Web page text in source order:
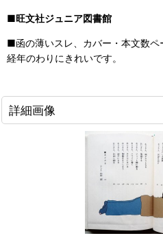
■旺文社ジュニア図書館
■函の薄いスレ、カバー・本文数ペ
経年のわりにきれいです。
詳細画像